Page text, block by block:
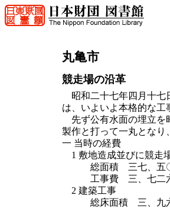
丸亀市
競走場の沿革
昭和二十七年四月十七
は、いよいよ本格的な工
先ず公有水面の埋立を
製作と打って一丸となり
一 当時の経費
1 敷地造成並びに競走
総面積 三七、五
工事費 三、七二
2 建築工事
総床面積 三、九